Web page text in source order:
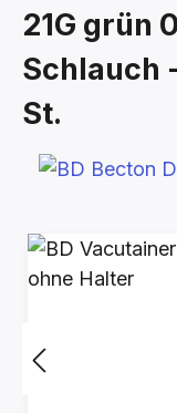
21G grün
Schlauch
St.
Bildergalerie